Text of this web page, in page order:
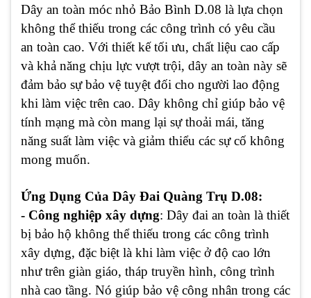
Dây an toàn móc nhỏ Bảo Bình D.08 là lựa chọn
không thể thiếu trong các công trình có yêu cầu
an toàn cao. Với thiết kế tối ưu, chất liệu cao cấp
và khả năng chịu lực vượt trội, dây an toàn này sẽ
đảm bảo sự bảo vệ tuyệt đối cho người lao động
khi làm việc trên cao. Dây không chỉ giúp bảo vệ
tính mạng mà còn mang lại sự thoải mái, tăng
năng suất làm việc và giảm thiểu các sự cố không
mong muốn.
Ứng Dụng Của Dây Đai Quàng Trụ D.08:
- Công nghiệp xây dựng: Dây đai an toàn là thiết
bị bảo hộ không thể thiếu trong các công trình
xây dựng, đặc biệt là khi làm việc ở độ cao lớn
như trên giàn giáo, tháp truyền hình, công trình
nhà cao tầng. Nó giúp bảo vệ công nhân trong các